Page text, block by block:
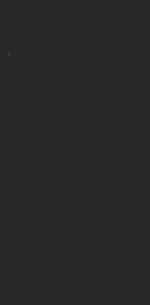
flink wat nieuwe titels toe
en nieuwe seizoenen van
wereldniveau: er is deze
Dit zijn de belangrijkste
van het klassieke liefdesverhaal
Regisseur Emerald Fennell
van Cathy en Heathcliff,
Jacob Elordi. Wat begint als een
meeslepend en duister verhaal